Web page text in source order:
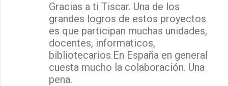
Gracias a ti Tiscar. Una de los
grandes logros de estos proyectos
es que participan muchas unidades,
docentes, informaticos,
bibliotecarios.En España en general
cuesta mucho la colaboración. Una
pena.